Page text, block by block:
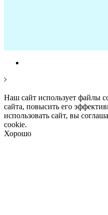
Наш сайт использует файлы
сайта, повысить его
использовать сайт, вы
cookie.
Хорошо